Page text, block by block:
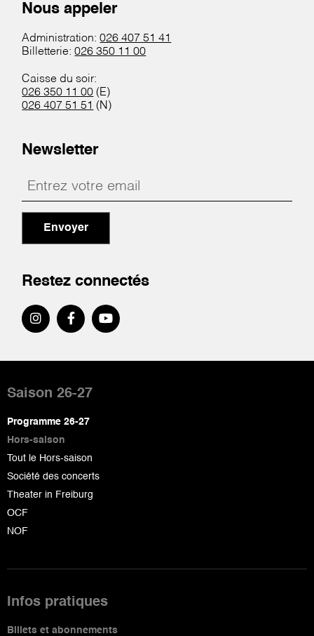
Nous appeler
Administration:026 407 51 41
Billetterie:026 350 11 00
Caisse du soir:
026 350 11 00 (E)
026 407 51 51 (N)
Newsletter
Envoyer
Restez connectés
de
page
Saison 26-27
Programme 26-27
Hors-saison
Tout le Hors-saison
Société des concerts
Theater in Freiburg
OCF
NOF
Infos pratiques
Billets et abonnements